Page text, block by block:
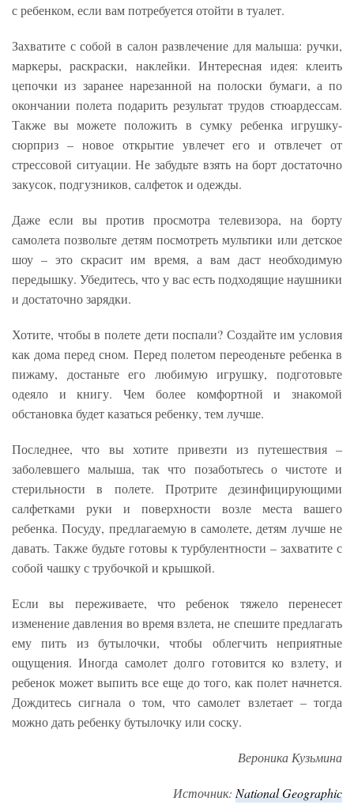
с ребенком, если вам потребуется отойти в туалет.
Захватите с собой в салон развлечение для малыша: ручки,
маркеры, раскраски, наклейки. Интересная идея: клеить
цепочки из заранее нарезанной на полоски бумаги, а по
окончании полета подарить результат трудов стюардессам.
Также вы можете положить в сумку ребенка игрушку-
сюрприз – новое открытие увлечет его и отвлечет от
стрессовой ситуации. Не забудьте взять на борт достаточно
закусок, подгузников, салфеток и одежды.
Даже если вы против просмотра телевизора, на борту
самолета позвольте детям посмотреть мультики или детское
шоу – это скрасит им время, а вам даст необходимую
передышку. Убедитесь, что у вас есть подходящие наушники
и достаточно зарядки.
Хотите, чтобы в полете дети поспали? Создайте им условия
как дома перед сном. Перед полетом переоденьте ребенка в
пижаму, достаньте его любимую игрушку, подготовьте
одеяло и книгу. Чем более комфортной и знакомой
обстановка будет казаться ребенку, тем лучше.
Последнее, что вы хотите привезти из путешествия –
заболевшего малыша, так что позаботьтесь о чистоте и
стерильности в полете. Протрите дезинфицирующими
салфетками руки и поверхности возле места вашего
ребенка. Посуду, предлагаемую в самолете, детям лучше не
давать. Также будьте готовы к турбулентности – захватите с
собой чашку с трубочкой и крышкой.
Если вы переживаете, что ребенок тяжело перенесет
изменение давления во время взлета, не спешите предлагать
ему пить из бутылочки, чтобы облегчить неприятные
ощущения. Иногда самолет долго готовится ко взлету, и
ребенок может выпить все еще до того, как полет начнется.
Дождитесь сигнала о том, что самолет взлетает – тогда
можно дать ребенку бутылочку или соску.
Вероника Кузьмина
Источник:NationalGeographic